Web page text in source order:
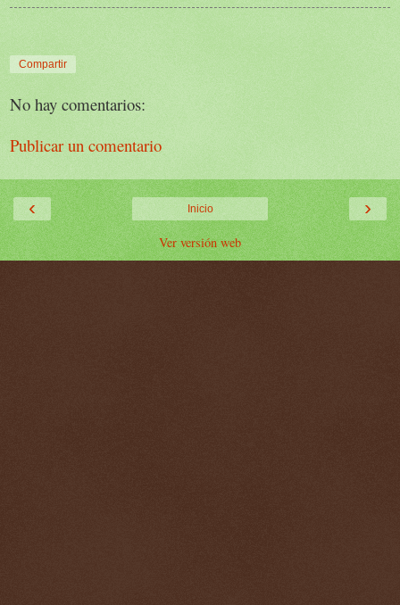
Compartir
No hay comentarios:
Publicar un comentario
‹ ›
Inicio
Ver versión web